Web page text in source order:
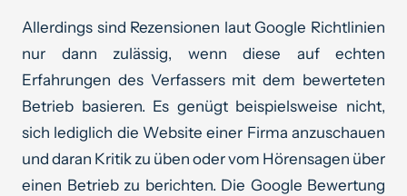
Allerdings sind Rezensionen laut Google Richtlinien
nur dann zulässig, wenn diese auf echten
Erfahrungen des Verfassers mit dem bewerteten
Betrieb basieren. Es genügt beispielsweise nicht,
sich lediglich die Website einer Firma anzuschauen
und daran Kritik zu üben oder vom Hörensagen über
einen Betrieb zu berichten. Die Google Bewertung